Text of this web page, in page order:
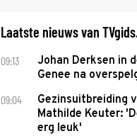
Laatste nieuws van
09:13
Johan Derksen in
Genee na
09:04
Gezinsuitbreiding
Mathilde Keuter:
erg leuk'